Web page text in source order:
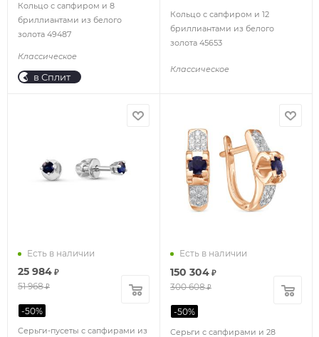
Кольцо с сапфиром и 8
бриллиантами из белого
золота 49487
Классическое
в Сплит
Кольцо с сапфиром и 12
бриллиантами из белого
золота 45653
Классическое
Серьги-пусеты с сапфирами из
Есть в наличии
25 984 ₽
51 968₽
-50%
Серьги с сапфирами и 28
Есть в наличии
150 304 ₽
300 608₽
-50%